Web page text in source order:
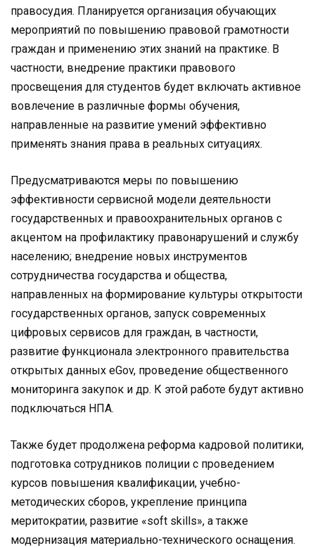
правосудия. Планируется организация обучающих
мероприятий по повышению правовой грамотности
граждан и применению этих знаний на практике. В
частности, внедрение практики правового
просвещения для студентов будет включать активное
вовлечение в различные формы обучения,
направленные на развитие умений эффективно
применять знания права в реальных ситуациях.
Предусматриваются меры по повышению
эффективности сервисной модели деятельности
государственных и правоохранительных органов с
акцентом на профилактику правонарушений и службу
населению; внедрение новых инструментов
сотрудничества государства и общества,
направленных на формирование культуры открытости
государственных органов, запуск современных
цифровых сервисов для граждан, в частности,
развитие функционала электронного правительства
открытых данных eGov, проведение общественного
мониторинга закупок и др. К этой работе будут активно
подключаться НПА.
Также будет продолжена реформа кадровой политики,
подготовка сотрудников полиции с проведением
курсов повышения квалификации, учебно-
методических сборов, укрепление принципа
меритократии, развитие «soft skills», а также
модернизация материально-технического оснащения.